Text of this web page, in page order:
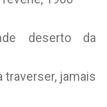
deserto da
traverser, jamais